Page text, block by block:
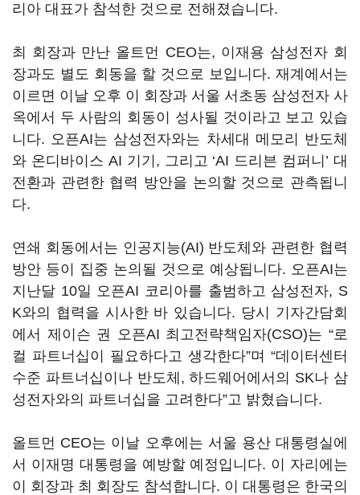
리아 대표가 참석한 것으로 전해졌습니다.
최 회장과 만난 올트먼 CEO는, 이재용 삼성전자 회
장과도 별도 회동을 할 것으로 보입니다. 재계에서는
이르면 이날 오후 이 회장과 서울 서초동 삼성전자 사
옥에서 두 사람의 회동이 성사될 것이라고 보고 있습
니다. 오픈AI는 삼성전자와는 차세대 메모리 반도체
와 온디바이스 AI 기기 , 그리고 ‘AI 드리븐 컴퍼니 ’ 대
전환과 관련한 협력 방안을 논의할 것으로 관측됩니
다.
연쇄 회동에서는 인공지능(AI) 반도체와 관련한 협력
방안 등이 집중 논의될 것으로 예상됩니다. 오픈AI는
지난달 10일 오픈AI 코리아를 출범하고 삼성전자, S
K와의 협력을 시사한 바 있습니다. 당시 기자간담회
에서 제이슨 권 오픈AI 최고전략책임자(CSO)는“로
컬 파트너십이 필요하다고 생각한다”며 “데이터센터
수준 파트너십이나 반도체 ,하드웨어에서의 SK나 삼
성전자와의 파트너십을 고려한다”고 밝혔습니다.
올트먼 CEO는 이날 오후에는 서울 용산 대통령실에
서 이재명 대통령을 예방할 예정입니다. 이 자리에는
이 회장과 최 회장도 참석합니다. 이 대통령은 한국의